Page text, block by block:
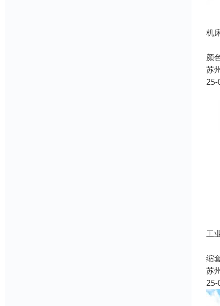
机
颜
苏
25-
工
缩
苏
25-